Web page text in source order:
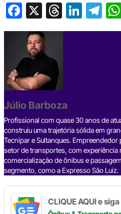
F
a
c
e
b
o
o
k
X T
hr
s
Li
n
T
el
Júlio Barboza
Profissional com quase 30 anos de
construiu uma trajetória sólida em
Tecnipar e Sultanques.
setor de transportes, com experiência
comercialização de ônibus e
segmento, como a Expresso São Luiz.
CLIQUE AQUI e siga